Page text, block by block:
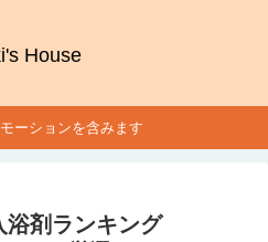
House
ーションを含みます
浴剤ランキング